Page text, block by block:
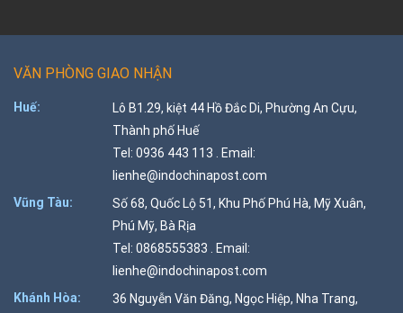
VĂN PHÒNG GIAO NHẬN
Huế:
Lô B1.29, kiệt 44 Hồ Đắc Di, Phường An Cựu,
Thành phố Huế
Tel: 0936 443 113 . Email:
lienhe@indochinapost.com
Vũng Tàu:
Số 68, Quốc Lộ 51, Khu Phố Phú Hà, Mỹ Xuân,
Phú Mỹ, Bà Rịa
Tel: 0868555383 . Email:
lienhe@indochinapost.com
Khánh Hòa:
36 Nguyễn Văn Đăng, Ngọc Hiệp, Nha Trang,